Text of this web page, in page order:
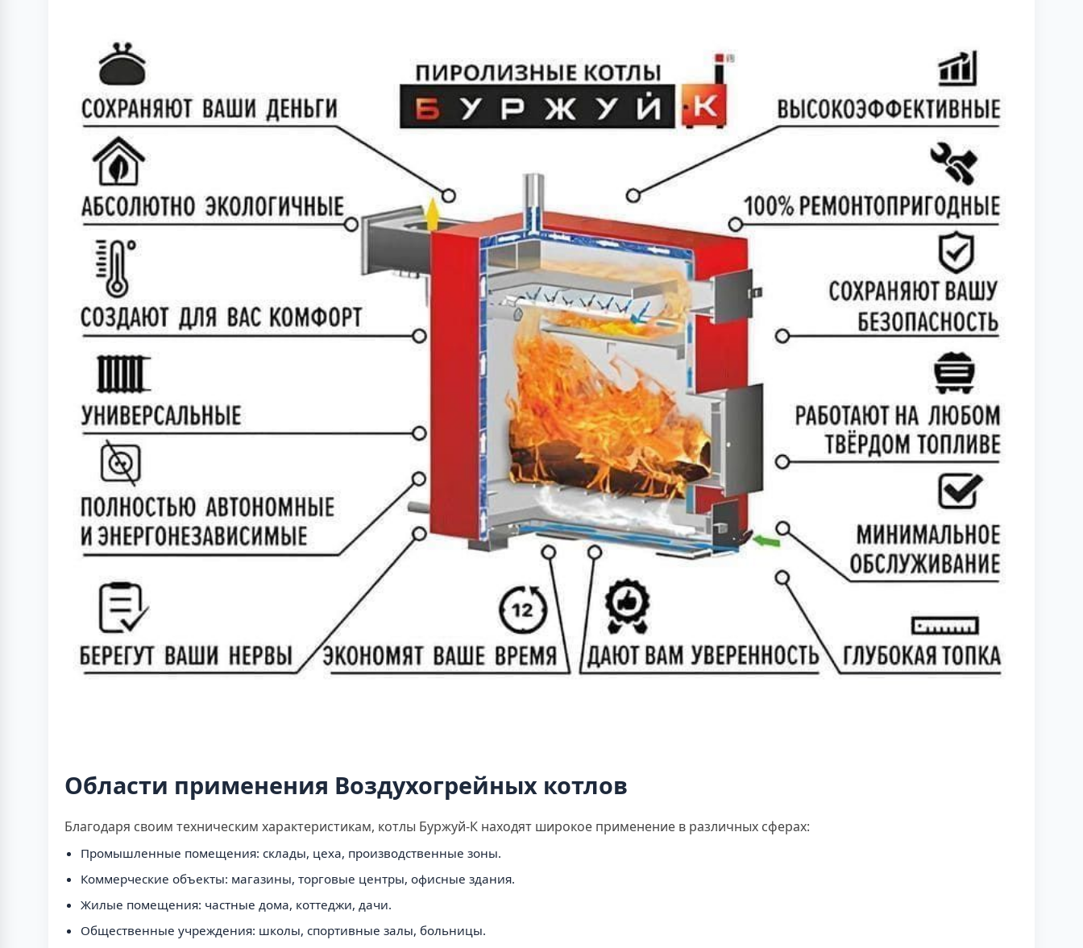
Области применения Воздухогрейных котлов
Благодаря своим техническим характеристикам, котлы Буржуй-К находят широкое применение в различных сферах:
Промышленные помещения: склады, цеха, производственные зоны.
Коммерческие объекты: магазины, торговые центры, офисные здания.
Жилые помещения: частные дома, коттеджи, дачи.
Общественные учреждения: школы, спортивные залы, больницы.